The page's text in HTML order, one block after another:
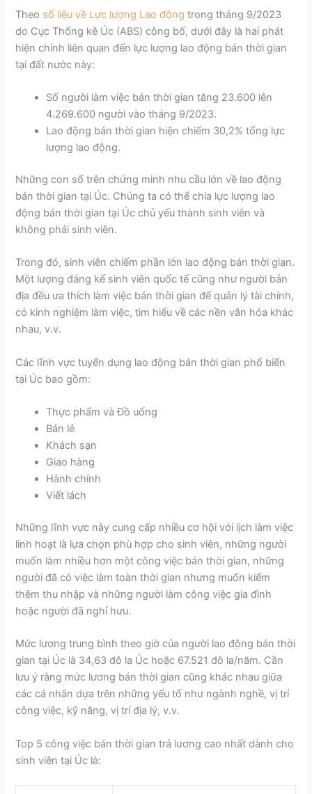
Theo số liệu về Lực lượng Lao động trong tháng 9/2023
do Cục Thống kê Úc (ABS) công bố, dưới đây là hai phát
hiện chính liên quan đến lực lượng lao động bán thời gian
tại đất nước này:
Số người làm việc bán thời gian tăng 23.600 lên
4.269.600 người vào tháng 9/2023.
Lao động bán thời gian hiện chiếm 30,2% tổng lực
lượng lao động.
Những con số trên chứng minh nhu cầu lớn về lao động
bán thời gian tại Úc. Chúng ta có thể chia lực lượng lao
động bán thời gian tại Úc chủ yếu thành sinh viên và
không phải sinh viên.
Trong đó, sinh viên chiếm phần lớn lao động bán thời gian.
Một lượng đáng kể sinh viên quốc tế cũng như người bản
địa đều ưa thích làm việc bán thời gian để quản lý tài chính,
có kinh nghiệm làm việc, tìm hiểu về các nền văn hóa khác
nhau, v.v.
Các lĩnh vực tuyển dụng lao động bán thời gian phổ biến
tại Úc bao gồm:
Thực phẩm và Đồ uống
Bán lẻ
Khách sạn
Giao hàng
Hành chính
Viết lách
Những lĩnh vực này cung cấp nhiều cơ hội với lịch làm việc
linh hoạt là lựa chọn phù hợp cho sinh viên, những người
muốn làm nhiều hơn một công việc bán thời gian, những
người đã có việc làm toàn thời gian nhưng muốn kiếm
thêm thu nhập và những người làm công việc gia đình
hoặc người đã nghỉ hưu.
Mức lương trung bình theo giờ của người lao động bán thời
gian tại Úc là 34,63 đô la Úc hoặc 67.521 đô la/năm. Cần
lưu ý rằng mức lương bán thời gian cũng khác nhau giữa
các cá nhân dựa trên những yếu tố như ngành nghề, vị trí
công việc, kỹ năng, vị trí địa lý, v.v.
Top 5 công việc bán thời gian trả lương cao nhất dành cho
sinh viên tại Úc là: